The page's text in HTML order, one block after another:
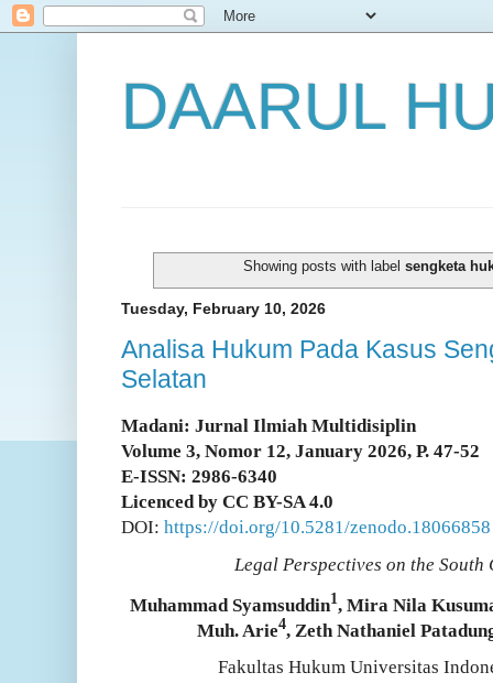
DAARUL
Showing posts with labelsengketa
Tuesday, February 10, 2026
Analisa Hukum Pada Kasus
Selatan
Madani: Jurnal Ilmiah Multidisiplin
Volume 3, Nomor 12, January 2026, P. 47-52
E-ISSN: 2986-6340
Licenced by CC BY-SA 4.0
DOI: https://doi.org/10.5281/zenodo.18066858
Legal Perspectives on the South
Muhammad Syamsuddin1 , Mira Nila
Muh. Arie4, Zeth Nathaniel
Fakultas Hukum Universitas